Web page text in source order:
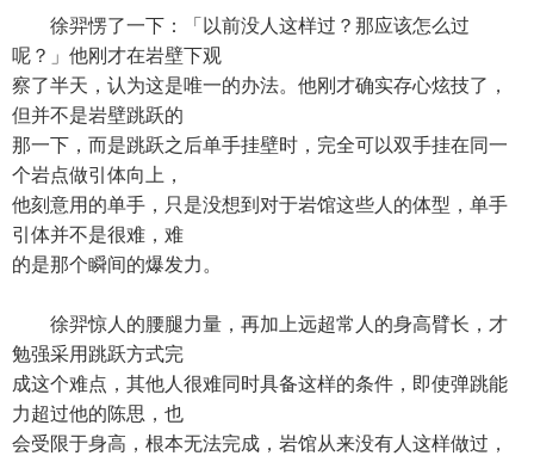
徐羿愣了一下：「以前没人这样过？那应该怎么过
呢？」他刚才在岩壁下观
察了半天，认为这是唯一的办法。他刚才确实存心炫技了，
但并不是岩壁跳跃的
那一下，而是跳跃之后单手挂壁时，完全可以双手挂在同一
个岩点做引体向上，
他刻意用的单手，只是没想到对于岩馆这些人的体型，单手
引体并不是很难，难
的是那个瞬间的爆发力。
徐羿惊人的腰腿力量，再加上远超常人的身高臂长，才
勉强采用跳跃方式完
成这个难点，其他人很难同时具备这样的条件，即使弹跳能
力超过他的陈思，也
会受限于身高，根本无法完成，岩馆从来没有人这样做过，